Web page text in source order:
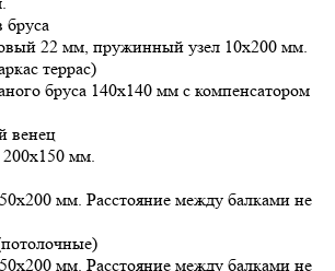
бруса
22 мм, пружинный узел 10х200 мм.
террас)
бруса 140х140 мм с компенсатором
венец
мм.
мм. Расстояние между балками не
мм. Расстояние между балками не